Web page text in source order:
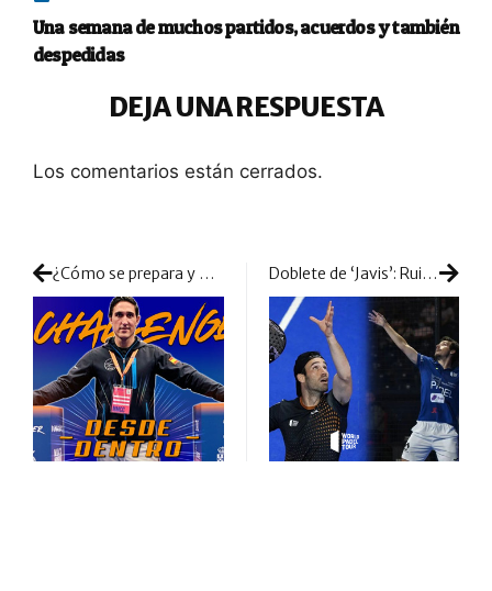
Una semana de muchos partidos, acuerdos y también
despedidas
DEJA UNA RESPUESTA
Los comentarios están cerrados.
¿Cómo se prepara y gestiona una prueba del WPT Challenger? Desde Dentro del Pádel TV mete sus cámaras en las tripas de un grandísimo torneo Doblete de ‘Javis’: Ruiz y Rico se juntan con un único objetivo: trabajar sin descanso para lograr que lleguen los resultados